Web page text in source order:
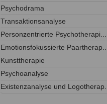
Psychodrama
Transaktionsanalyse
Personzentrierte Psychotherapi...
Emotionsfokussierte Paartherap...
Kunsttherapie
Psychoanalyse
Existenzanalyse und Logotherap...